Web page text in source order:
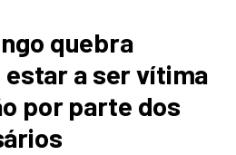
quebra
estar a ser vítima
por parte dos